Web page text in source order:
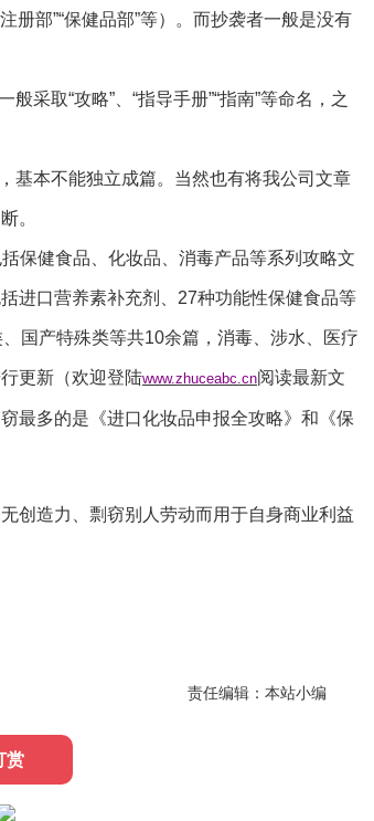
册部”“保健品部”等）。而抄袭者一般是没有
采取“攻略”、“指导手册”“指南”等命名，之
基本不能独立成篇。当然也有将我公司文章
。
保健食品、化妆品、消毒产品等系列攻略文
进口营养素补充剂、27种功能性保健食品等
国产特殊类等共10余篇，消毒、涉水、医疗
更新（欢迎登陆www.zhuceabc.cn阅读最新文
最多的是《进口化妆品申报全攻略》和《保
创造力、剽窃别人劳动而用于自身商业利益
责任编辑：本站小
赏